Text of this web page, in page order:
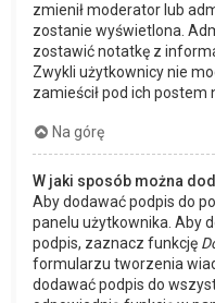
zmienił moderator lub
zostanie wyświetlona.
zostawić notatkę z
Zwykli użytkownicy nie
zamieścił pod ich postem
Na górę
W jaki sposób można
Aby dodawać podpis do
panelu użytkownika. Aby
podpis, zaznacz funkcję
formularzu tworzenia
dodawać podpis do